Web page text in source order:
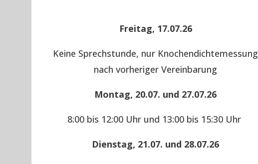
Freitag, 17.07.26
Keine Sprechstunde, nur Knochendichtemessung
nach vorheriger Vereinbarung
Montag, 20.07. und 27.07.26
8:00 bis 12:00 Uhr und 13:00 bis 15:30 Uhr
Dienstag, 21.07. und 28.07.26